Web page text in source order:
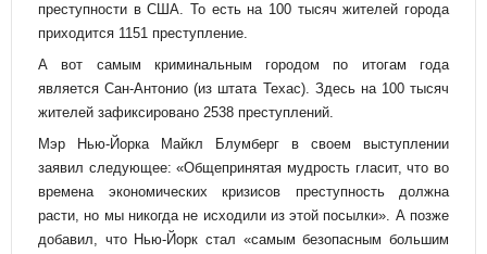
преступности в США. То есть на 100 тысяч жителей города
приходится 1151 преступление.
А вот самым криминальным городом по итогам года
является Сан-Антонио (из штата Техас). Здесь на 100 тысяч
жителей зафиксировано 2538 преступлений.
Мэр Нью-Йорка Майкл Блумберг в своем выступлении
заявил следующее: «Общепринятая мудрость гласит, что во
времена экономических кризисов преступность должна
расти, но мы никогда не исходили из этой посылки». А позже
добавил, что Нью-Йорк стал «самым безопасным большим